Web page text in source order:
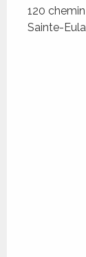
120
Sainte-